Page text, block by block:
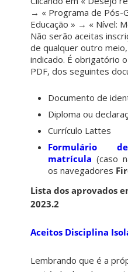
→ « Programa de Pós-
Educação » → « Nível:
Não serão aceitas
de qualquer outro
indicado. É obrigatório
PDF, dos seguintes
Documento de
Diploma ou
Currículo Lattes
Formulário
matrícula (caso
os navegadores
Lista dos aprovados
2023.2
Aceitos Disciplina
Lembrando que é a